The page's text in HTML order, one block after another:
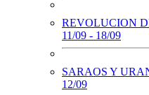
REVOLUCION
11/09 - 18/09
SARAOS Y
12/09